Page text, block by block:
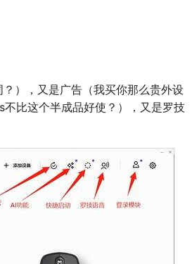
），又是广告（我买你那么贵外设
比这个半成品好使？），又是罗技